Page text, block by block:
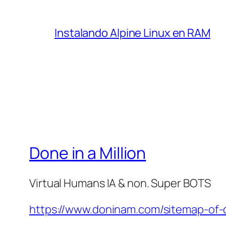
Instalando Alpine Linux en RAM
Done in a Million
Virtual Humans IA & non. Super BOTS
https://www.doninam.com/sitemap-